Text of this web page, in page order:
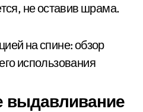
не оставив шрама.
выдавливание